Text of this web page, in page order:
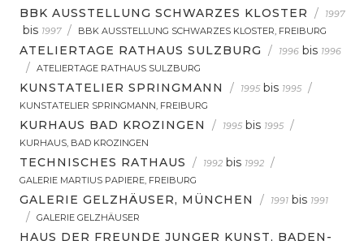
BBK AUSSTELLUNG SCHWARZES KLOSTER / 1997
bis 1997 / BBK AUSSTELLUNG SCHWARZES KLOSTER, FREIBURG
ATELIERTAGE RATHAUS SULZBURG / 1996 bis 1996
/ ATELIERTAGE RATHAUS SULZBURG
KUNSTATELIER SPRINGMANN / 1995 bis 1995 /
KUNSTATELIER SPRINGMANN, FREIBURG
KURHAUS BAD KROZINGEN / 1995 bis 1995 /
KURHAUS, BAD KROZINGEN
TECHNISCHES RATHAUS / 1992 bis 1992 /
GALERIE MARTIUS PAPIERE, FREIBURG
GALERIE GELZHÄUSER, MÜNCHEN / 1991 bis 1991
/ GALERIE GELZHÄUSER
HAUS DER FREUNDE JUNGER KUNST, BADEN-